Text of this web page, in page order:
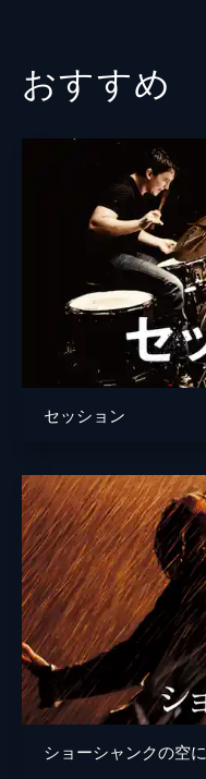
脚本
音楽
製作
おすすめ
セッション
ショーシャンクの空に